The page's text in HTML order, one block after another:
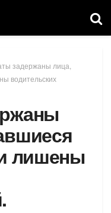
задержаны лица,
водительских
лишены